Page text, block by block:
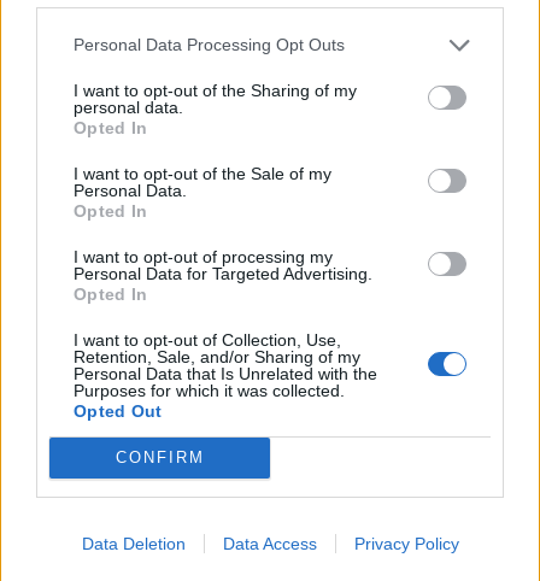
Personal Data Processing Opt Outs
I want to opt-out of the Sharing of my
personal data.
Opted In
I want to opt-out of the Sale of my
Personal Data.
Opted In
I want to opt-out of processing my
Personal Data for Targeted Advertising.
Opted In
I want to opt-out of Collection, Use,
Retention, Sale, and/or Sharing of my
Personal Data that Is Unrelated with the
Purposes for which it was collected.
Opted Out
CONFIRM
Data Deletion Data Access Privacy Policy
Полша
Изкуствен интелект за първи път
създаде нови жизнеспособни вируси